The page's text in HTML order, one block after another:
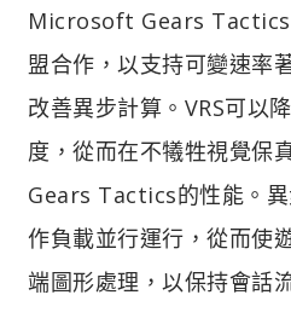
Microsoft Gears
盟合作，以支持可變速率
改善異步計算。VRS可以
度，從而在不犧牲視覺保
Gears Tactics的性能。
作負載並行運行，從而使
端圖形處理，以保持會話